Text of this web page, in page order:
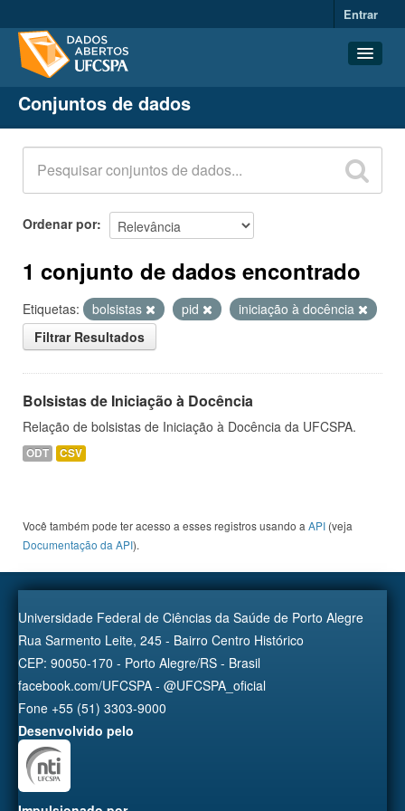
Entrar
Conjuntos de dados
Organizações
Grupos
Sobre
Conjuntos de dados
Ordenar por
1 conjunto de dados encontrado
Etiquetas: bolsistas pid
iniciação à docência
Filtrar Resultados
Bolsistas de Iniciação à Docência
Relação de bolsistas de Iniciação à Docência da UFCSPA.
ODT CSV
Você também pode ter acesso a esses registros usando a API (veja
Documentação da API).
Universidade Federal de Ciências da Saúde de Porto Alegre
Rua Sarmento Leite, 245 - Bairro Centro Histórico
CEP: 90050-170 - Porto Alegre/RS - Brasil
facebook.com/UFCSPA - @UFCSPA_oficial
Fone +55 (51) 3303-9000
Desenvolvido pelo